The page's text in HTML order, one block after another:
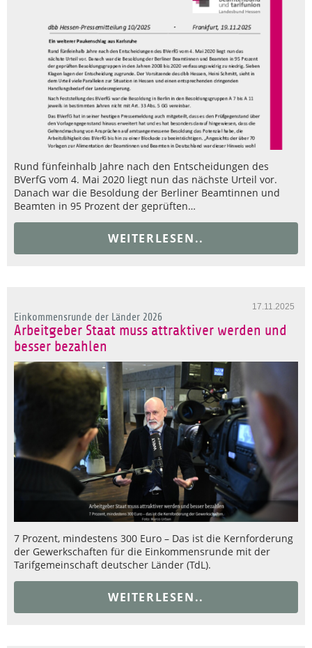
Rund fünfeinhalb Jahre nach den Entscheidungen des
BVerfG vom 4. Mai 2020 liegt nun das nächste Urteil vor.
Danach war die Besoldung der Berliner Beamtinnen und
Beamten in 95 Prozent der geprüften…
WEITERLESEN..
17.11.2025
Einkommensrunde der Länder 2026
Arbeitgeber Staat muss attraktiver werden und
besser bezahlen
7 Prozent, mindestens 300 Euro – Das ist die Kernforderung
der Gewerkschaften für die Einkommensrunde mit der
Tarifgemeinschaft deutscher Länder (TdL).
WEITERLESEN..